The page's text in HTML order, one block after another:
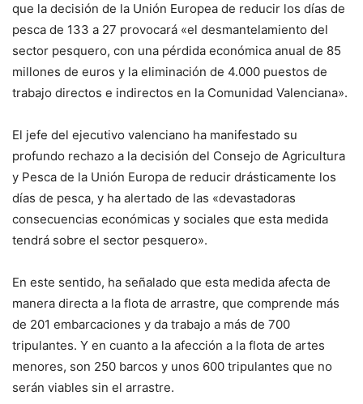
que la decisión de la Unión Europea de reducir los días de
pesca de 133 a 27 provocará «el desmantelamiento del
sector pesquero, con una pérdida económica anual de 85
millones de euros y la eliminación de 4.000 puestos de
trabajo directos e indirectos en la Comunidad Valenciana».
El jefe del ejecutivo valenciano ha manifestado su
profundo rechazo a la decisión del Consejo de Agricultura
y Pesca de la Unión Europa de reducir drásticamente los
días de pesca, y ha alertado de las «devastadoras
consecuencias económicas y sociales que esta medida
tendrá sobre el sector pesquero».
En este sentido, ha señalado que esta medida afecta de
manera directa a la flota de arrastre, que comprende más
de 201 embarcaciones y da trabajo a más de 700
tripulantes. Y en cuanto a la afección a la flota de artes
menores, son 250 barcos y unos 600 tripulantes que no
serán viables sin el arrastre.